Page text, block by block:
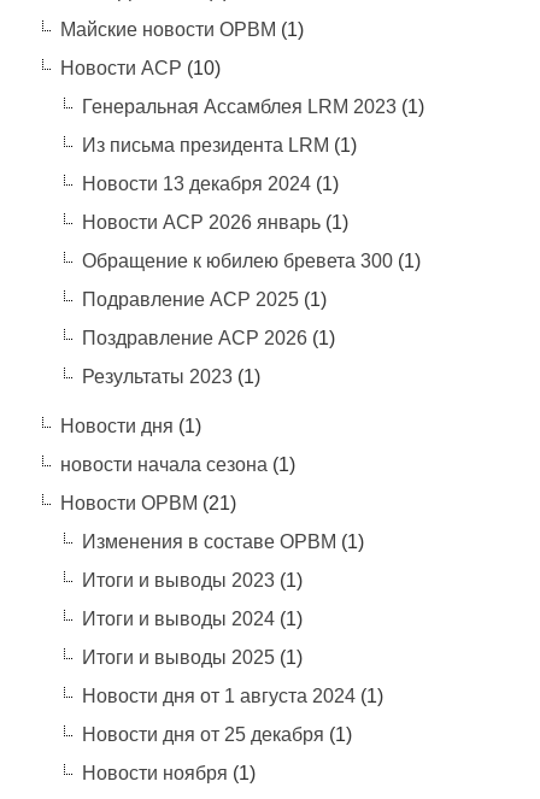
Майские новости ОРВМ (1)
Новости АСР (10)
Генеральная Ассамблея LRM 2023(1)
Из письма президента LRM (1)
Новости 13 декабря 2024(1)
Новости АСР 2026 январь(1)
Обращение к юбилею бревета 300(1)
Подравление АСР 2025(1)
Поздравление АСР 2026(1)
Результаты 2023(1)
Новости дня (1)
новости начала сезона (1)
Новости ОРВМ (21)
Изменения в составе ОРВМ (1)
Итоги и выводы 2023(1)
Итоги и выводы 2024(1)
Итоги и выводы 2025(1)
Новости дня от 1 августа 2024(1)
Новости дня от 25 декабря (1)
Новости ноября (1)